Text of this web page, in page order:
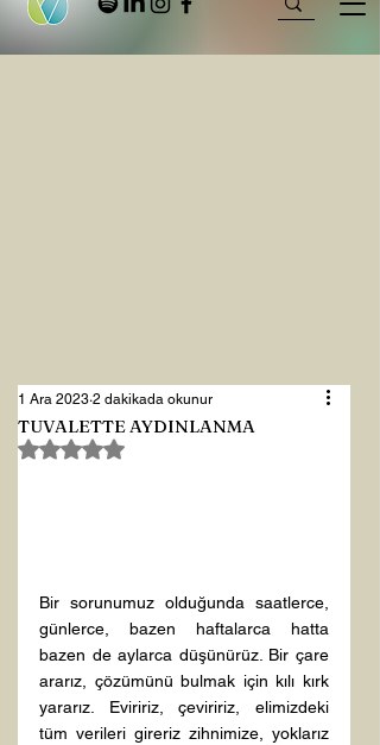
TUVALETTE AYDINLANMA
1 Ara 2023 2 dakikada okunur
5 üzerinden NaN yıldız
Bir sorunumuz olduğunda saatlerce,
günlerce, bazen haftalarca hatta
bazen de aylarca düşünürüz. Bir çare
ararız, çözümünü bulmak için kılı kırk
yararız. Eviririz, çeviririz, elimizdeki
tüm verileri gireriz zihnimize, yoklarız